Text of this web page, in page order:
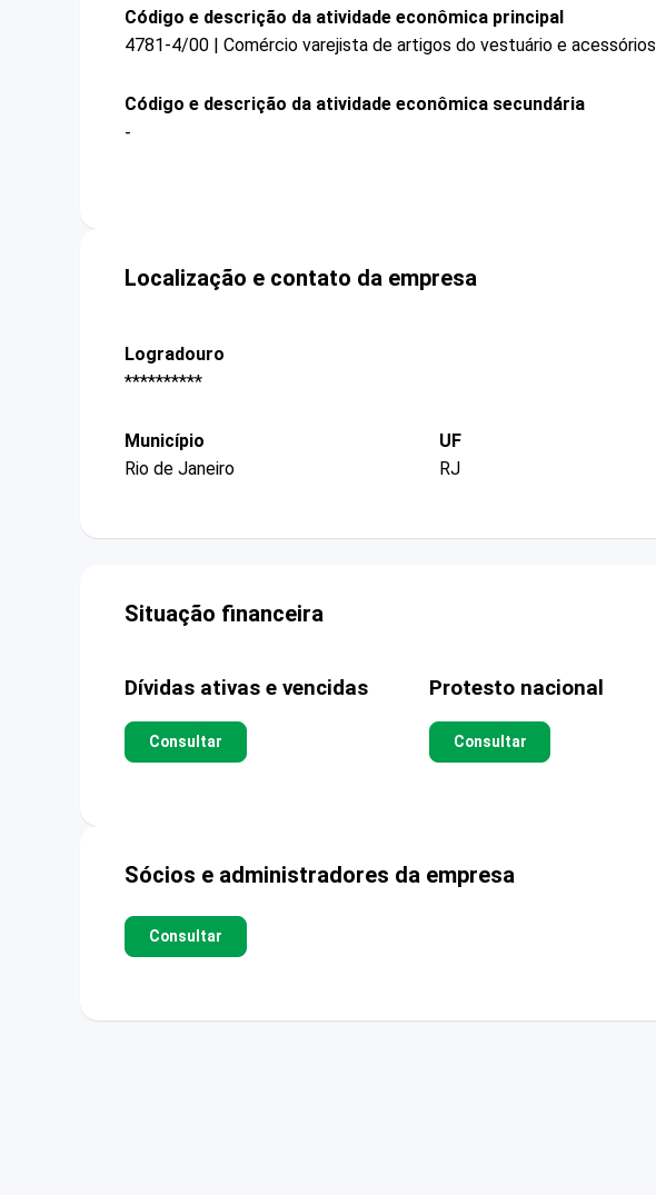
Código e descrição da atividade econômica principal
4781-4/00 | Comércio varejista de artigos do vestuário e acessórios
Código e descrição da atividade econômica secundária
-
Localização e contato da empresa
Logradouro
**********
Município
Rio de Janeiro
UF
RJ
Situação financeira
Dívidas ativas e vencidas
Consultar
Protesto nacional
Consultar
Sócios e administradores da empresa
Consultar